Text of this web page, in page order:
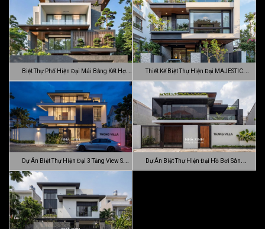
Biệt Thự Phố Hiện Đại Mái Bằng Kết Hợp Thiết Kế Biệt Thự Hiện Đại MAJESTIC
MODE…
Dự Án Biệt Thự Hiện Đại 3 Tầng View Sân
…
Dự Án Biệt Thự Hiện Đại Hồ Bơi Sân